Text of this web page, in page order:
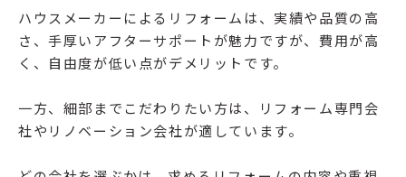
ハウスメーカーによるリフォームは、実績や品質の高
さ、手厚いアフターサポートが魅力ですが、費用が高
く、自由度が低い点がデメリットです。
一方、細部までこだわりたい方は、リフォーム専門会
社やリノベーション会社が適しています。